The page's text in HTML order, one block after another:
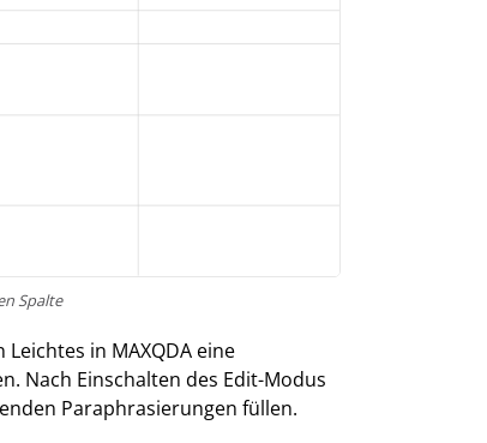
Spalte
in MAXQDA eine
Nach Einschalten des Edit-Modus
Paraphrasierungen füllen.